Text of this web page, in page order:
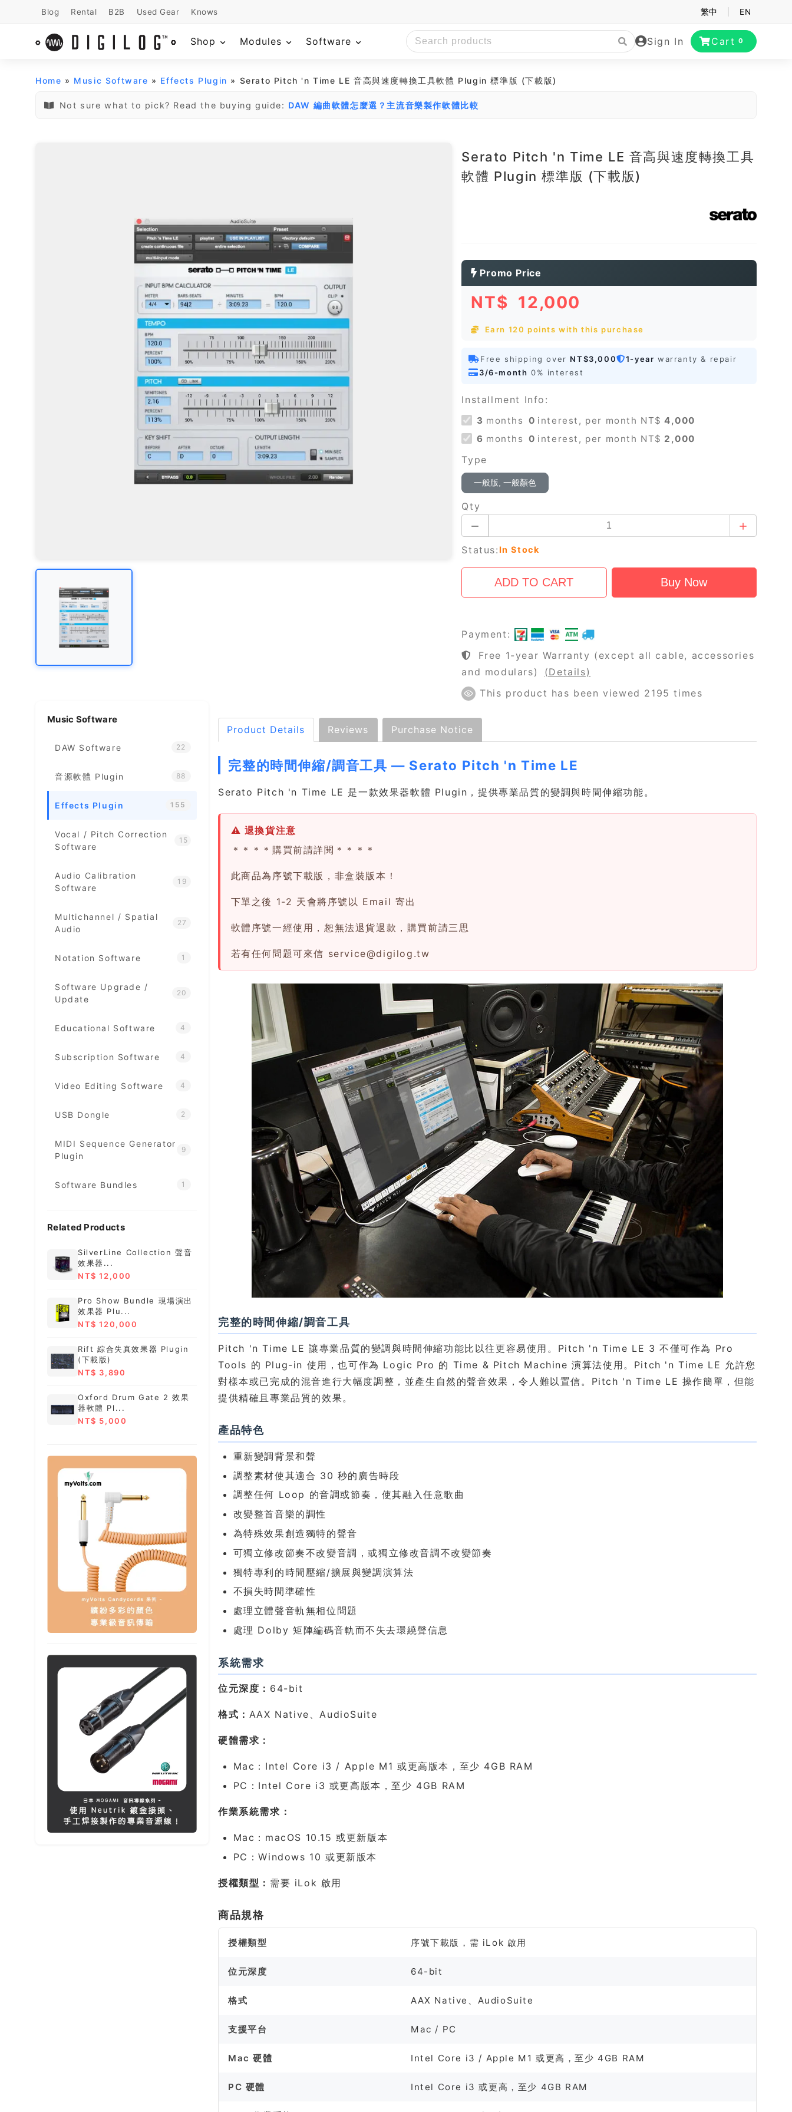
Blog Rental B2B Used Gear Knows 繁中 EN
Shop Modules Software Sign In Cart 0
Home » Music Software » Effects Plugin » Serato Pitch 'n Time LE 音高與速度轉換工具軟體 Plugin 標準版 (下載版)
Not sure what to pick? Read the buying guide: DAW 編曲軟體怎麼選？主流音樂製作軟體比較
Serato Pitch 'n Time LE 音高與速度轉換工具
軟體 Plugin 標準版 (下載版)
Promo Price
NT$ 12,000
Earn 120 points with this purchase
Free shipping over NT$3,000 1-year warranty & repair
3/6-month 0% interest
Installment Info:
3 months 0 interest, per month NT$ 4,000
6 months 0 interest, per month NT$ 2,000
Type
一般版, 一般顏色
Qty
Status: In Stock
Payment:
Free 1-year Warranty (except all cable, accessories
and modulars)
(Details)
This product has been viewed 2195 times
Music Software
DAW Software 22
音源軟體 Plugin 88
Effects Plugin 155
Vocal / Pitch Correction
Software
15
Audio Calibration
Software
19
Multichannel / Spatial
Audio
27
Notation Software 1
Software Upgrade /
Update
20
Educational Software 4
Subscription Software 4
Video Editing Software 4
USB Dongle 2
MIDI Sequence Generator
Plugin
9
Software Bundles 1
Related Products
SilverLine Collection 聲音
效果器...
NT$ 12,000
Pro Show Bundle 現場演出
效果器 Plu...
NT$ 120,000
Rift 綜合失真效果器 Plugin
(下載版)
NT$ 3,890
Oxford Drum Gate 2 效果
器軟體 Pl...
NT$ 5,000
Product Details Reviews Purchase Notice
完整的時間伸縮/調音工具 — Serato Pitch 'n Time LE
Serato Pitch 'n Time LE 是一款效果器軟體 Plugin，提供專業品質的變調與時間伸縮功能。
⚠ 退換貨注意
＊＊＊＊購買前請詳閱＊＊＊＊
此商品為序號下載版，非盒裝版本！
下單之後 1-2 天會將序號以 Email 寄出
軟體序號一經使用，恕無法退貨退款，購買前請三思
若有任何問題可來信 service@digilog.tw
完整的時間伸縮/調音工具
Pitch 'n Time LE 讓專業品質的變調與時間伸縮功能比以往更容易使用。Pitch 'n Time LE 3 不僅可作為 Pro
Tools 的 Plug-in 使用，也可作為 Logic Pro 的 Time & Pitch Machine 演算法使用。Pitch 'n Time LE 允許您
對樣本或已完成的混音進行大幅度調整，並產生自然的聲音效果，令人難以置信。Pitch 'n Time LE 操作簡單，但能
提供精確且專業品質的效果。
產品特色
重新變調背景和聲
調整素材使其適合 30 秒的廣告時段
調整任何 Loop 的音調或節奏，使其融入任意歌曲
改變整首音樂的調性
為特殊效果創造獨特的聲音
可獨立修改節奏不改變音調，或獨立修改音調不改變節奏
獨特專利的時間壓縮/擴展與變調演算法
不損失時間準確性
處理立體聲音軌無相位問題
處理 Dolby 矩陣編碼音軌而不失去環繞聲信息
系統需求
位元深度： 64-bit
格式： AAX Native、AudioSuite
硬體需求：
Mac：Intel Core i3 / Apple M1 或更高版本，至少 4GB RAM
PC：Intel Core i3 或更高版本，至少 4GB RAM
作業系統需求：
Mac：macOS 10.15 或更新版本
PC：Windows 10 或更新版本
授權類型： 需要 iLok 啟用
商品規格
授權類型 序號下載版，需 iLok 啟用
位元深度 64-bit
格式 AAX Native、AudioSuite
支援平台 Mac / PC
Mac 硬體 Intel Core i3 / Apple M1 或更高，至少 4GB RAM
PC 硬體 Intel Core i3 或更高，至少 4GB RAM